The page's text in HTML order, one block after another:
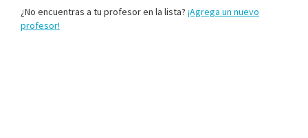
¿No encuentras a tu profesor en la lista? ¡Agrega un nuevo
profesor!